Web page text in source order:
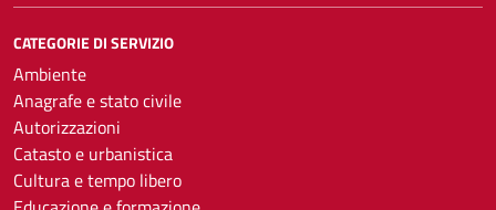
CATEGORIE DI SERVIZIO
Ambiente
Anagrafe e stato civile
Autorizzazioni
Catasto e urbanistica
Cultura e tempo libero